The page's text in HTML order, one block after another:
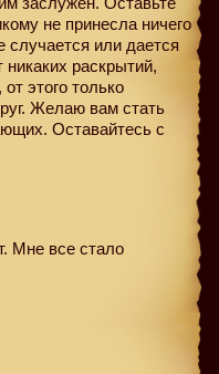
не принесла ничего
случается или дается
раскрытий,
этого только
Желаю вам стать
Оставайтесь с
Мне все стало